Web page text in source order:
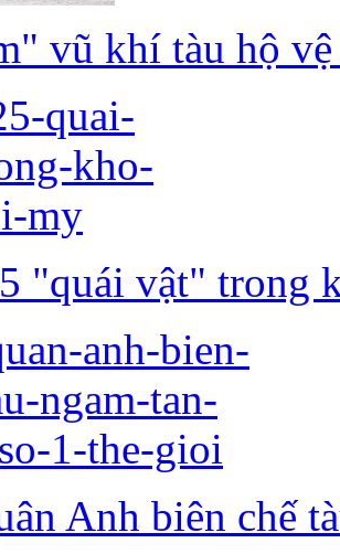
vũ khí tàu hộ
"quái vật" trong
Anh biên chế